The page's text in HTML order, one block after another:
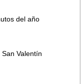
del año
Valentín